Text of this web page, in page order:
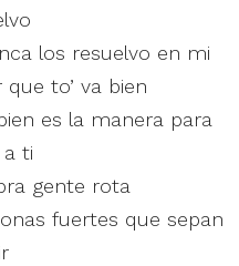
los resuelvo en mi
to’ va bien
es la manera para
ti
gente rota
fuertes que sepan